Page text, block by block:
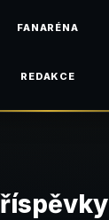
FANARÉNA
REDAKCE